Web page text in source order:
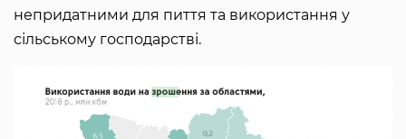
непридатними для пиття та використання у
сільському господарстві.